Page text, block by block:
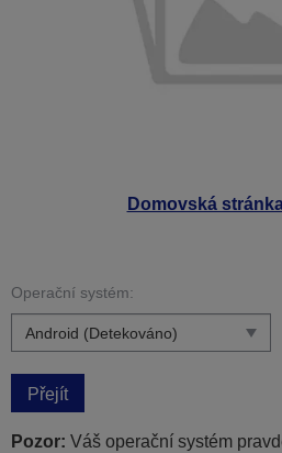
Domovská
Operační systém:
Přejít
Pozor: Váš operační systém